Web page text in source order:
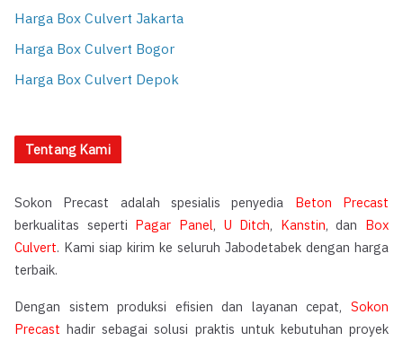
Harga Box Culvert Jakarta
Harga Box Culvert Bogor
Harga Box Culvert Depok
Tentang Kami
Sokon Precast adalah spesialis penyedia Beton Precast
berkualitas seperti Pagar Panel, U Ditch, Kanstin, dan Box
Culvert. Kami siap kirim ke seluruh Jabodetabek dengan harga
terbaik.
Dengan sistem produksi efisien dan layanan cepat, Sokon
Precast hadir sebagai solusi praktis untuk kebutuhan proyek